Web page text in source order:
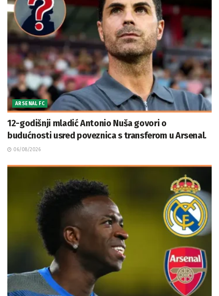
ARSENAL FC
12-godišnji mladić Antonio Nuša govori o
budućnosti usred poveznica s transferom u Arsenal.
06/08/2026